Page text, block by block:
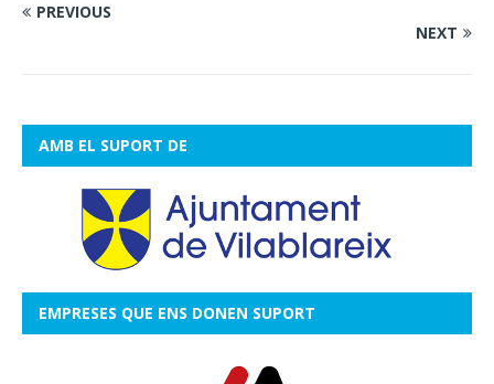
PREVIOUS
NEXT
AMB EL SUPORT DE
EMPRESES QUE ENS DONEN SUPORT